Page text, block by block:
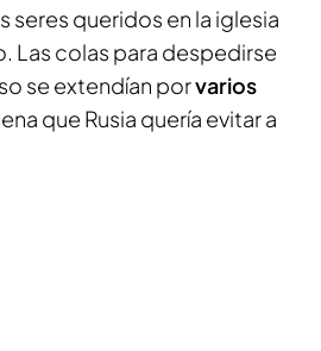
seres queridos en la iglesia
Las colas para despedirse
se extendían porvarios
que Rusia quería evitar a